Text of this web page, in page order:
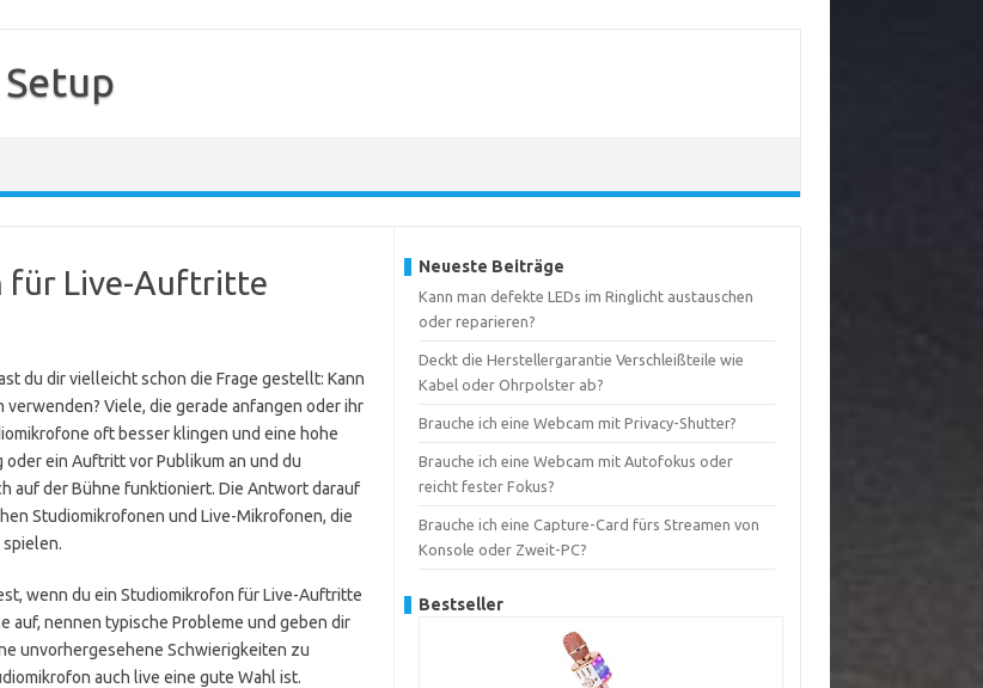
für Live-Auftritte
du dir vielleicht schon die Frage gestellt: Kann
Viele, die gerade anfangen oder ihr
oft besser klingen und eine hohe
ein Auftritt vor Publikum an und du
auf der Bühne funktioniert. Die Antwort darauf
Studiomikrofonen und Live-Mikrofonen, die
wenn du ein Studiomikrofon für Live-Auftritte
auf, nennen typische Probleme und geben dir
unvorhergesehene Schwierigkeiten zu
auch live eine gute Wahl ist.
Neueste Beiträge
Kann man defekte LEDs im Ringlicht austauschen
oder reparieren?
Deckt die Herstellergarantie Verschleißteile wie
Kabel oder Ohrpolster ab?
Brauche ich eine Webcam mit Privacy-Shutter?
Brauche ich eine Webcam mit Autofokus oder
reicht fester Fokus?
Brauche ich eine Capture-Card fürs Streamen von
Konsole oder Zweit-PC?
Bestseller